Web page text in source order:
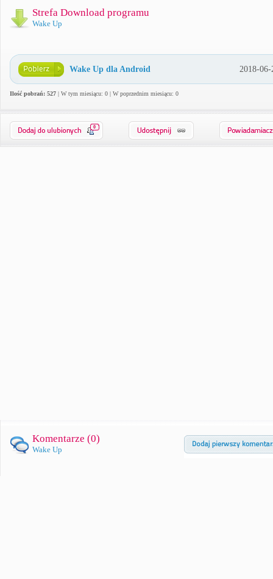
Strefa Download programu
Wake Up
Wake Up dla Android 2018-06-
Ilość pobrań: 527 | W tym miesiącu: 0 | W poprzednim miesiącu: 0
0
Komentarze (0)
Wake Up